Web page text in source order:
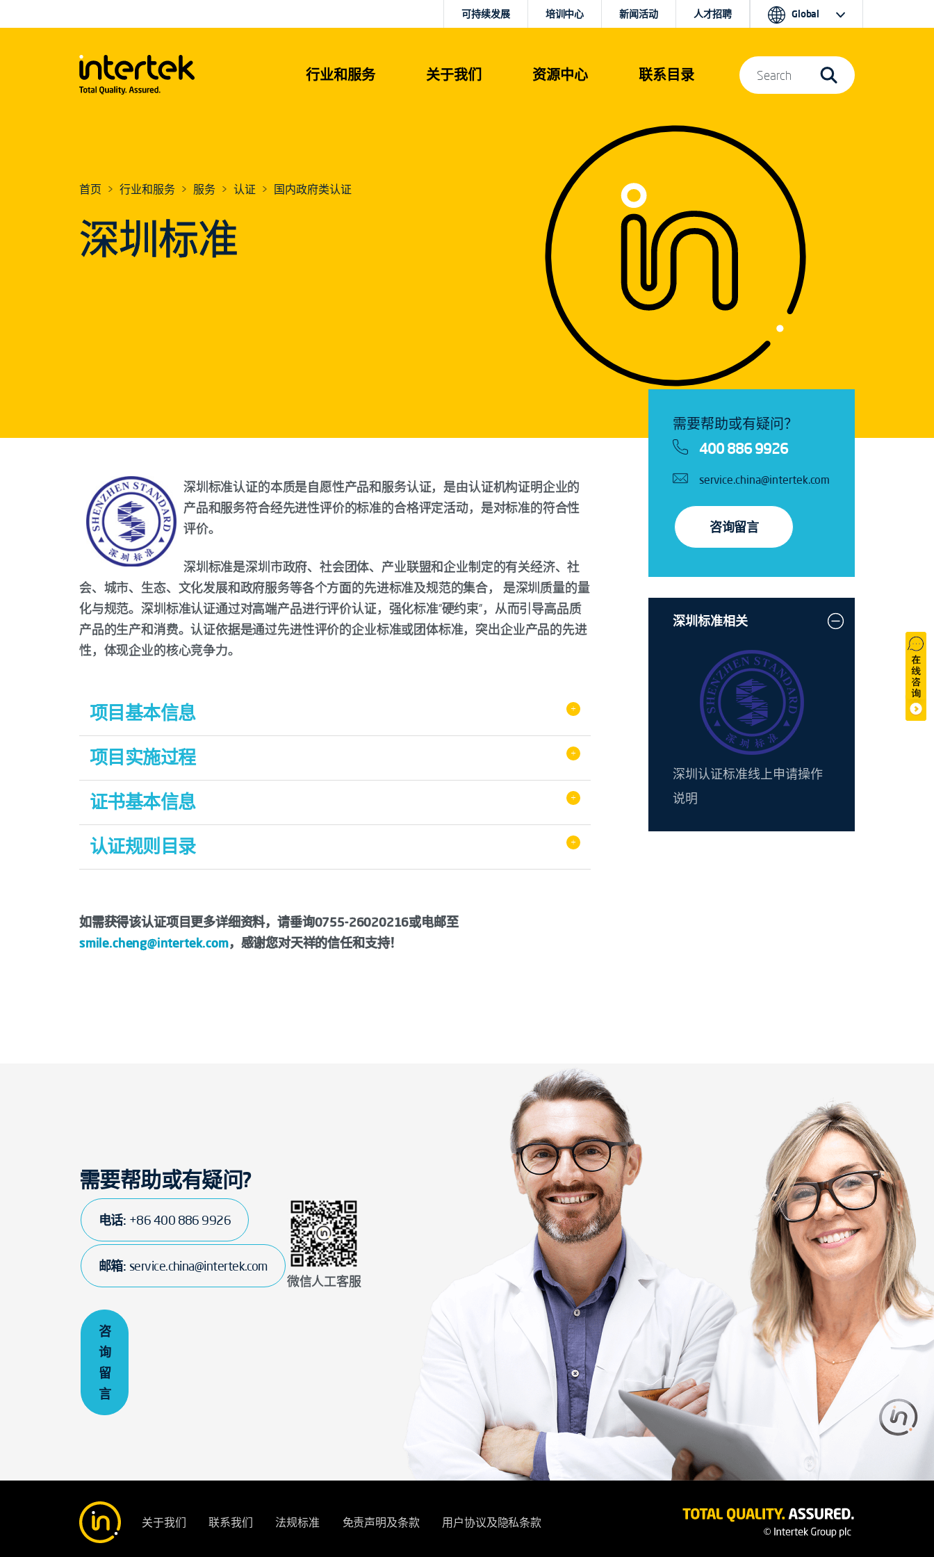
行业和服务 关于我们 资源中心 联系目录
可持续发展 培训中心 新闻活动 人才招聘 Global
Search
首页 行业和服务 服务 认证 国内政府类认证
深圳标准
深圳标准认证的本质是自愿性产品和服务认证，是由认证机构证明企业的
产品和服务符合经先进性评价的标准的合格评定活动，是对标准的符合性
评价。
深圳标准是深圳市政府、社会团体、产业联盟和企业制定的有关经济、社
会、城市、生态、文化发展和政府服务等各个方面的先进标准及规范的集合， 是深圳质量的量
化与规范。深圳标准认证通过对高端产品进行评价认证，强化标准“硬约束”，从而引导高品质
产品的生产和消费。认证依据是通过先进性评价的企业标准或团体标准，突出企业产品的先进
性，体现企业的核心竞争力。
项目基本信息 +
适用范围：
认证依据：
《深圳标准先进性评价细则》、深圳市团体标准
认证模式：
初始工厂检查+产品抽样检测+获证后监督
收费标准：该认证项目的收费明细参见《深圳标准认证收费明细》
项目实施过程 +
证书基本信息 +
认证规则目录 +
SSC A17-006：2025 深圳标准认证实施规则 指针式石英手表
如需获得该认证项目更多详细资料，请垂询0755-26020216或电邮至
smile.cheng@intertek.com，感谢您对天祥的信任和支持！
需要帮助或有疑问？
400 886 9926
service.china@intertek.com
咨询留言
深圳标准相关
深圳认证标准线上申请操作
说明
需要帮助或有疑问?
电话: +86 400 886 9926
邮箱: service.china@intertek.com
微信人工客服
咨
询
留
言
关于我们 联系我们 法规标准 免责声明及条款 用户协议及隐私条款